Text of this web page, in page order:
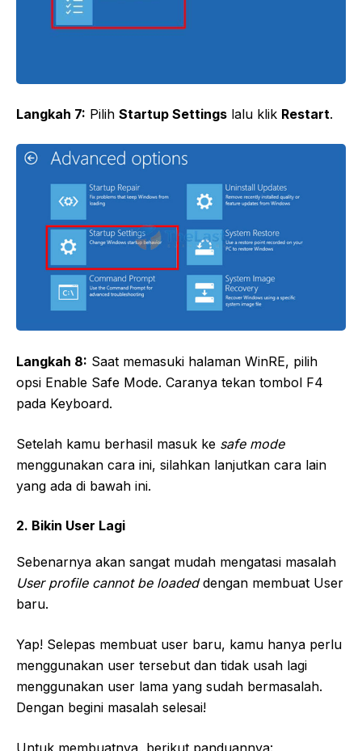
Langkah 7: Pilih Startup Settings lalu klik Restart.
Langkah 8: Saat memasuki halaman WinRE, pilih
opsi Enable Safe Mode. Caranya tekan tombol F4
pada Keyboard.
Setelah kamu berhasil masuk ke safe mode
menggunakan cara ini, silahkan lanjutkan cara lain
yang ada di bawah ini.
2. Bikin User Lagi
Sebenarnya akan sangat mudah mengatasi masalah
User profile cannot be loadeddengan membuat User
baru.
Yap! Selepas membuat user baru, kamu hanya perlu
menggunakan user tersebut dan tidak usah lagi
menggunakan user lama yang sudah bermasalah.
Dengan begini masalah selesai!